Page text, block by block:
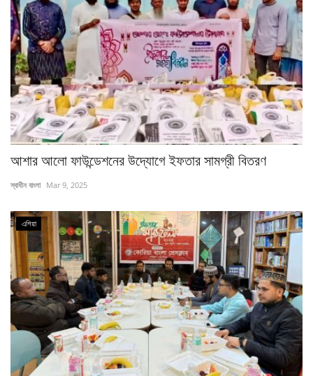
আশার আলো ফাউন্ডেশনের উদ্যোগে ইফতার সামগ্রী বিতরণ
স্বাধীন বাংলা Mar 9, 2025
এশিয়া